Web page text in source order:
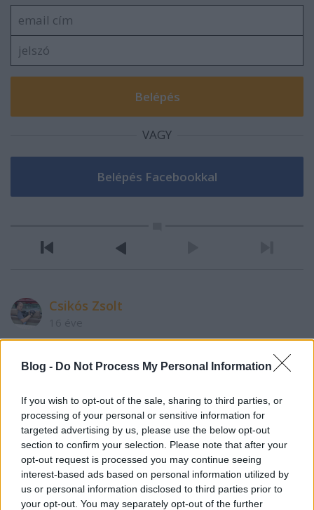
Blog - Do Not Process My Personal Information
If you wish to opt-out of the sale, sharing to third parties, or
processing of your personal or sensitive information for
targeted advertising by us, please use the below opt-out
section to confirm your selection. Please note that after your
opt-out request is processed you may continue seeing
interest-based ads based on personal information utilized by
us or personal information disclosed to third parties prior to
your opt-out. You may separately opt-out of the further
VAGY
Csikós Zsolt
@Lookie:
Khm. És a mai nagy cikk? És a múlt heti E-kabrió?... :-)
Suttora
16 éve
@Csikós Zsolt : A mai nagy cikk, az kiváló lett :) Főleg
az eleje írja le jól a betegség kifejlődését, látszik,
hogy nem könyvből tanultad :)